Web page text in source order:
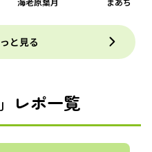
と見る
レポ一覧